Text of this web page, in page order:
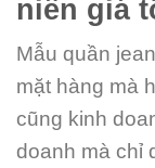
niên giá
Mẫu quần
mặt hàng mà
cũng kinh
doanh mà chỉ